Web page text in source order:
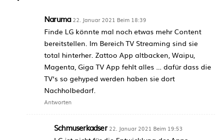
Naruma 22. Januar 2021 Beim 18:39
Finde LG könnte mal noch etwas mehr Content
bereitstellen. Im Bereich TV Streaming sind sie
total hinterher. Zattoo App altbacken, Waipu,
Magenta, Giga TV App fehlt alles … dafür dass die
TV‘s so gehyped werden haben sie dort
Nachholbedarf.
Antworten
Schmuserkadser 22. Januar 2021 Beim 19:53